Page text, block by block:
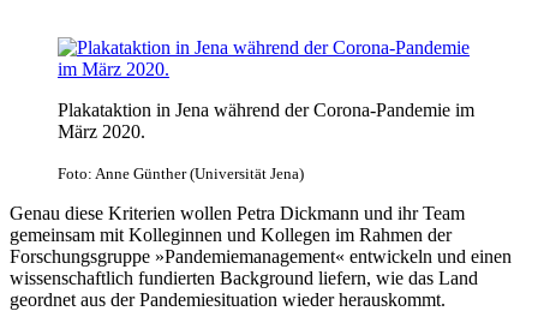
Plakataktion in Jena während der Corona-Pandemie im
März 2020.
Foto: Anne Günther (Universität Jena)
Genau diese Kriterien wollen Petra Dickmann und ihr Team
gemeinsam mit Kolleginnen und Kollegen im Rahmen der
Forschungsgruppe »Pandemiemanagement« entwickeln und einen
wissenschaftlich fundierten Background liefern, wie das Land
geordnet aus der Pandemiesituation wieder herauskommt.